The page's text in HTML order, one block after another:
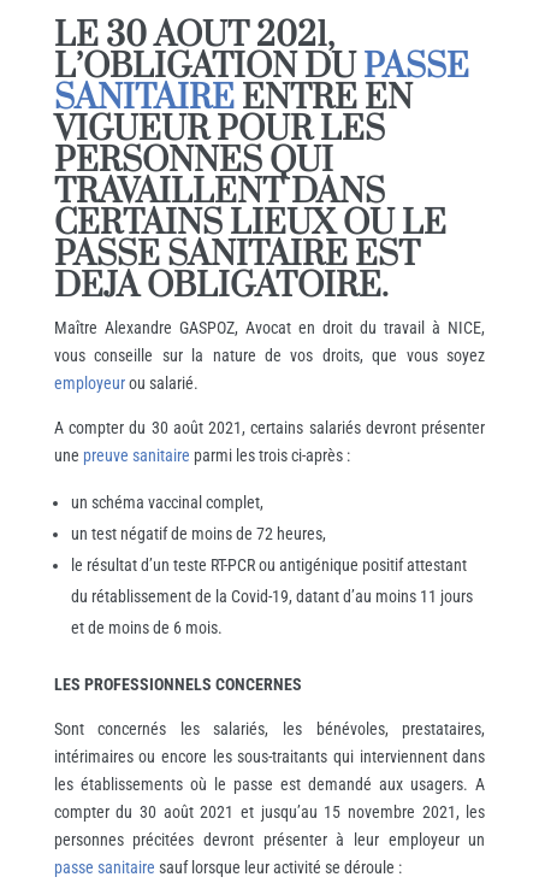
LE 30 AOUT 2021,
L’OBLIGATION DUPASSE
SANITAIREENTRE EN
VIGUEUR POUR LES
PERSONNES QUI
TRAVAILLENT DANS
CERTAINS LIEUX OU LE
PASSE SANITAIRE EST
DEJA OBLIGATOIRE.
Maître Alexandre GASPOZ, Avocat en droit du travail à NICE,
vous conseille sur la nature de vos droits, que vous soyez
employeurou salarié.
A compter du 30 août 2021, certains salariés devront présenter
une preuve sanitaire parmi les trois ci-après :
un schéma vaccinal complet,
un test négatif de moins de 72 heures,
le résultat d’un teste RT-PCR ou antigénique positif attestant
du rétablissement de la Covid-19, datant d’au moins 11 jours
et de moins de 6 mois.
LES PROFESSIONNELS CONCERNES
Sont concernés les salariés, les bénévoles, prestataires,
intérimaires ou encore les sous-traitants qui interviennent dans
les établissements où le passe est demandé aux usagers. A
compter du 30 août 2021 et jusqu’au 15 novembre 2021, les
personnes précitées devront présenter à leur employeur un
passe sanitaire sauf lorsque leur activité se déroule :